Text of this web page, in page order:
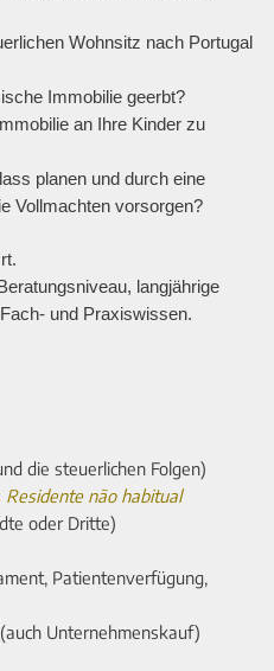
Wohnsitz nach Portugal
Immobilie geerbt?
an Ihre Kinder zu
planen und durch eine
Vollmachten vorsorgen?
langjährige
und Praxiswissen.
die steuerlichen Folgen)
Residente não habitual
oder Dritte)
Patientenverfügung,
(auch Unternehmenskauf)